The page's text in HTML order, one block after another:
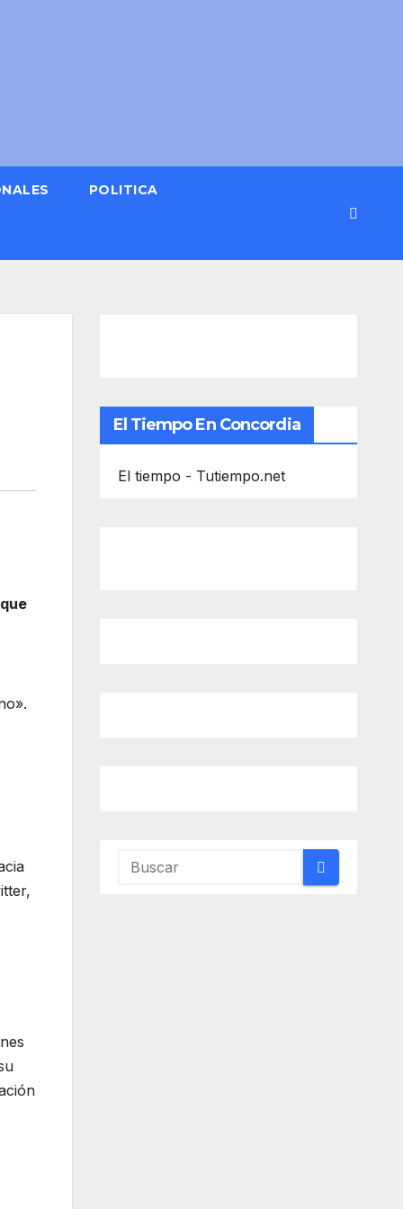
POLITICA
El Tiempo En Concordia
El tiempo - Tutiempo.net